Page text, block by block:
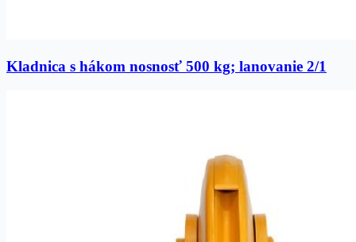
Kladnica s hákom nosnosť 500 kg; lanovanie 2/1